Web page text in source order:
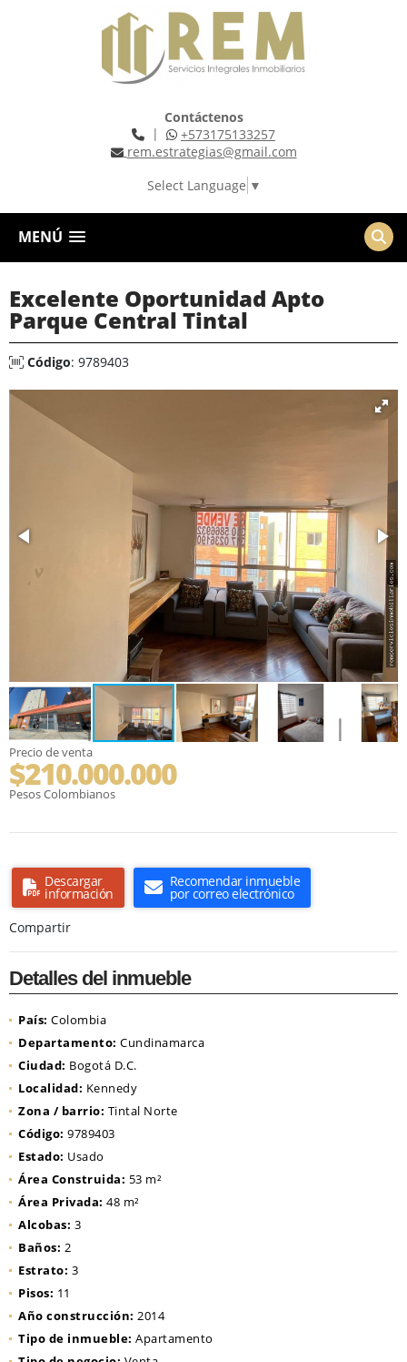
Contáctenos
|
+573175133257
rem.estrategias@gmail.com
Select Language ▼
MENÚ
Excelente Oportunidad Apto
Parque Central Tintal
Código: 9789403
Precio de venta
$210.000.000
Pesos Colombianos
Descargar
información
Recomendar inmueble
por correo electrónico
Compartir
Detalles del inmueble
País: Colombia
Departamento: Cundinamarca
Ciudad: Bogotá D.C.
Localidad: Kennedy
Zona / barrio: Tintal Norte
Código: 9789403
Estado: Usado
Área Construida: 53 m²
Área Privada: 48 m²
Alcobas: 3
Baños: 2
Estrato: 3
Pisos: 11
Año construcción: 2014
Tipo de inmueble: Apartamento